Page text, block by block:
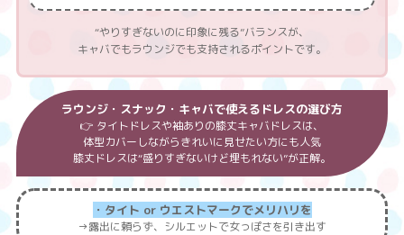
“やりすぎないのに印象に残る”バランスが、
キャバでもラウンジでも支持されるポイントです。
ラウンジ・スナック・キャバで使えるドレスの選び方
👉 タイトドレスや袖ありの膝丈キャバドレスは、
体型カバーしながらきれいに見せたい方にも人気
膝丈ドレスは“盛りすぎないけど埋もれない”が正解。
・タイト or ウエストマークでメリハリを
→露出に頼らず、シルエットで女っぽさを引き出す